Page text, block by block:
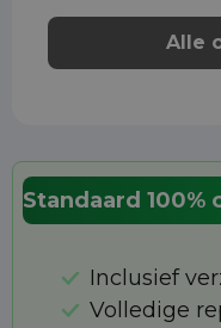
Alle
Standaard
Inclusief
Volledige